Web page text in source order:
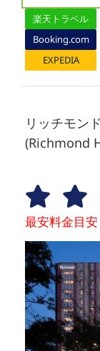
楽天トラベル
Booking.com
EXPEDIA
リッチモン
(Richmond
最安料金目